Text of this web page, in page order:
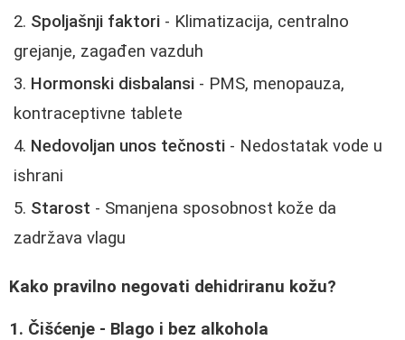
Spoljašnji faktori - Klimatizacija, centralno
grejanje, zagađen vazduh
Hormonski disbalansi - PMS, menopauza,
kontraceptivne tablete
Nedovoljan unos tečnosti - Nedostatak vode u
ishrani
Starost - Smanjena sposobnost kože da
zadržava vlagu
Kako pravilno negovati dehidriranu kožu?
1. Čišćenje - Blago i bez alkohola